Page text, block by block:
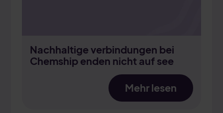
Nachhaltige verbindungen bei
Chemship enden nicht auf see
Mehr lesen